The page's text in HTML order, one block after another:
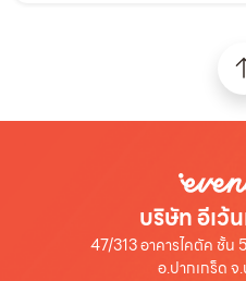
บริษัท อีเว้
47/313 อาคารไคตัค ชั้น
อ.ปากเกร็ด จ